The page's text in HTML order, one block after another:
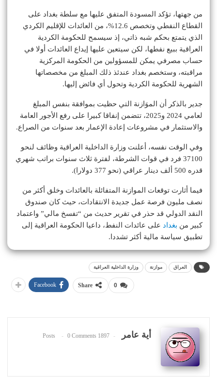
من جهتها، تؤكد المسودة المتفق عليها مع سلطة بغداد على
القطاع النفطي وتخصص 12.6%، من العائدات للإقليم الكردي
الذي يتمتع بحكم شبه ذاتي، إذ سيسمح للحكومة الكردية
العراقية ببيع نفطها، لكن سيتعين عليها إيداع العائدات أولا في
حساب مصرفي يمكن للمسؤولين من الحكومة المركزية
مراقبته، وستخصم بغداد عندئذ ذلك المبلغ من مخصصاتها
الشهرية للحكومة الكردية وتحول أي فائض إليها.
جدير بالذكر أن الموَازنة التي حظيت بموافقة بنفس المبلغ
لعامي 2024 و2025، تتضمن إنفاقا كبيرا على رفع الأجور العامة
والاستثمار في مشروعات إعادة الإعمار بعد سنوات من الصراع.
وفي الوقت نفسه، أعلنت وزارة الداخلية العراقية وظائف لنحو
37100 فرد في قوات الشرطة، لفترة ثلاث سنوات براتب شهري
قدره 500 ألف دينار عراقي (نحو 377 دولارا).
فيما أثارت توقعات الموازنة المتفائلة بالعائدات وخلق أكثر من
نصف مليون فرصة عمل جديدة الانتقادات، حيث كان صندوق
النقد الدولي قد حذر في تقرير حديث من “تفسخ مالي” واعتماد
كبير من بغداد على عائدات النفط، داعيا الحكومة العراقية إلى
تطبيق سياسة مالية أكثر تشددا.
العراق موازنة وزارة الداخلية العراقية
0
Share
Facebook
أية عامر 1897 Posts
0 Comments